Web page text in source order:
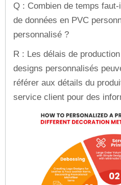
Q : Combien de temps
de données en PVC
personnalisé ?
R : Les délais de
designs personnalisés
référer aux détails du
service client pour des